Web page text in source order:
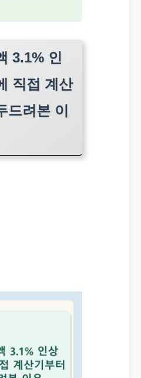
3.1% 인
직접 계산
드려본 이